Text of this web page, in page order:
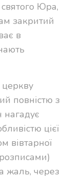
Юра,
закритий
в
повністю з
нагадує
цієї
вівтарної
жаль, через